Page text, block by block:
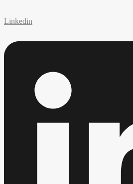
Linkedin